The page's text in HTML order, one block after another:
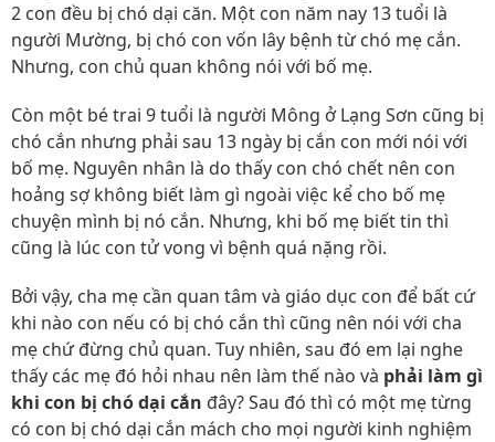
2 con đều bị chó dại căn. Một con năm nay 13 tuổi là
người Mường, bị chó con vốn lây bệnh từ chó mẹ cắn.
Nhưng, con chủ quan không nói với bố mẹ.
Còn một bé trai 9 tuổi là người Mông ở Lạng Sơn cũng bị
chó cắn nhưng phải sau 13 ngày bị cắn con mới nói với
bố mẹ. Nguyên nhân là do thấy con chó chết nên con
hoảng sợ không biết làm gì ngoài việc kể cho bố mẹ
chuyện mình bị nó cắn. Nhưng, khi bố mẹ biết tin thì
cũng là lúc con tử vong vì bệnh quá nặng rồi.
Bởi vậy, cha mẹ cần quan tâm và giáo dục con để bất cứ
khi nào con nếu có bị chó cắn thì cũng nên nói với cha
mẹ chứ đừng chủ quan. Tuy nhiên, sau đó em lại nghe
thấy các mẹ đó hỏi nhau nên làm thế nào và phải làm gì
khi con bị chó dại cắn đây? Sau đó thì có một mẹ từng
có con bị chó dại cắn mách cho mọi người kinh nghiệm